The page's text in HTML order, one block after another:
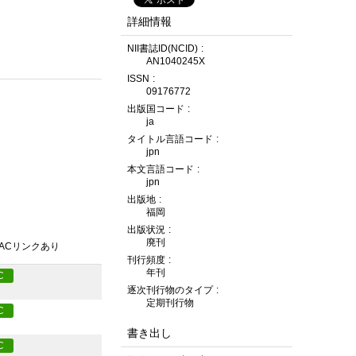
リンクあり
詳細情報
NII書誌ID(NCID)
AN1040245X
ISSN
09176772
出版国コード
ja
タイトル言語コード
jpn
本文言語コード
jpn
出版地
福岡
出版状況
廃刊
刊行頻度
年刊
逐次刊行物のタイプ
定期刊行物
書き出し